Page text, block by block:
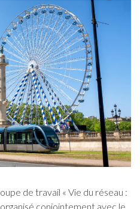
de travail « Vie du réseau :
conjointement avec le